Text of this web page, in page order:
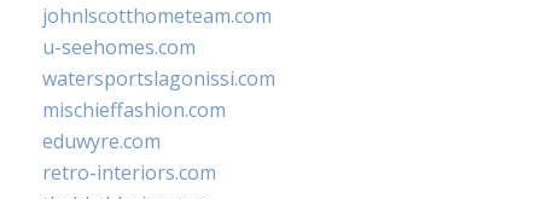
johnlscotthometeam.com
u-seehomes.com
watersportslagonissi.com
mischieffashion.com
eduwyre.com
retro-interiors.com